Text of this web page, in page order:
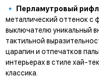
🔹 Перламутровый
металлический оттенок с
выключателю уникальный
тактильной
царапин и отпечатков
интерьерах в стиле хай-
классика.